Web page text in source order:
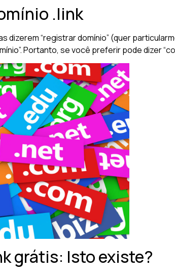
.link
dizerem “registrar domínio” (quer
Portanto, se você preferir pode dizer
grátis: Isto existe?